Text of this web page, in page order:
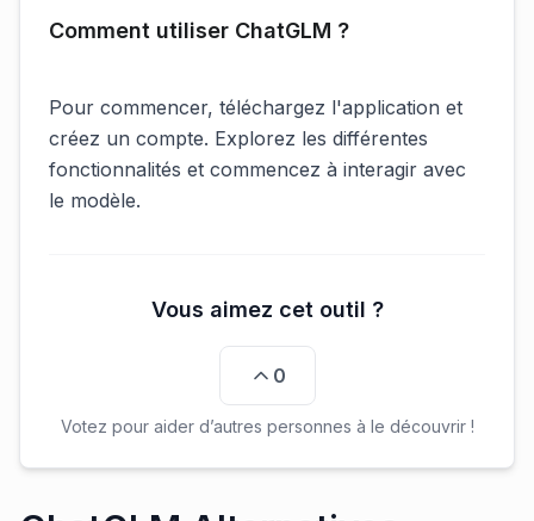
Comment utiliser ChatGLM ?
Pour commencer, téléchargez l'application et
créez un compte. Explorez les différentes
fonctionnalités et commencez à interagir avec
le modèle.
Vous aimez cet outil ?
0
Votez pour aider d’autres personnes à le découvrir !